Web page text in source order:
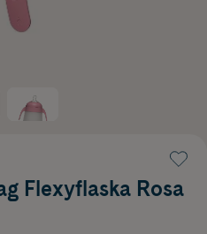
Flexyflaska Rosa